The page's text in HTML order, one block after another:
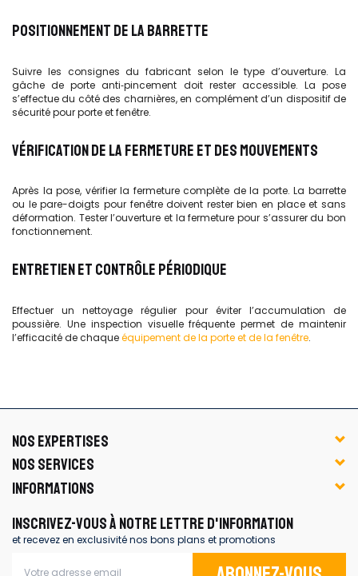
POSITIONNEMENT DE LA BARRETTE
Suivre les consignes du fabricant selon le type d’ouverture. La
gâche de porte anti‑pincement doit rester accessible. La pose
s’effectue du côté des charnières, en complément d’un dispositif de
sécurité pour porte et fenêtre.
VÉRIFICATION DE LA FERMETURE ET DES MOUVEMENTS
Après la pose, vérifier la fermeture complète de la porte. La barrette
ou le pare-doigts pour fenêtre doivent rester bien en place et sans
déformation. Tester l’ouverture et la fermeture pour s’assurer du bon
fonctionnement.
ENTRETIEN ET CONTRÔLE PÉRIODIQUE
Effectuer un nettoyage régulier pour éviter l’accumulation de
poussière. Une inspection visuelle fréquente permet de maintenir
l’efficacité de chaqueéquipement de la porte et de la fenêtre.
NOS EXPERTISES
NOS SERVICES
INFORMATIONS
INSCRIVEZ-VOUS À NOTRE LETTRE D'INFORMATION
et recevez en exclusivité nos bons plans et promotions